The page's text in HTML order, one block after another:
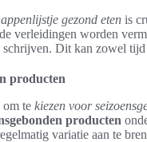
gezond eten is
verleidingen worden
Dit kan zowel tijd
producten
om te kiezen voor
producten
variatie aan te